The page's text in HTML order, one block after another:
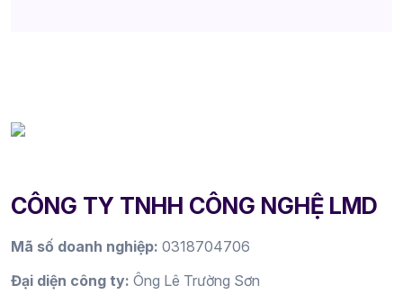
CÔNG TY TNHH CÔNG NGHỆ LMD
Mã số doanh nghiệp: 0318704706
Đại diện công ty: Ông Lê Trường Sơn